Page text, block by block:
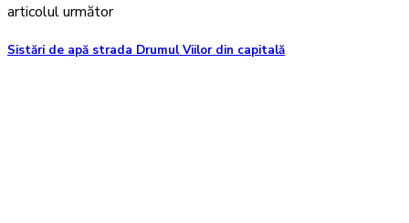
articolul următor
Sistări de apă strada Drumul Viilor din capitală